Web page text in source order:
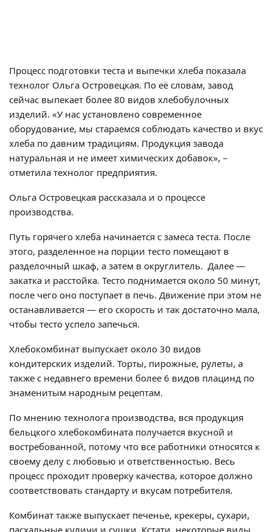
Процесс подготовки теста и выпечки хлеба показала
технолог Ольга Островецкая. По её словам, завод
сейчас выпекает более 80 видов хлебобулочных
изделий. «У нас установлено современное
оборудование, мы стараемся соблюдать качество и вкус
хлеба по давним традициям. Продукция завода
натуральная и не имеет химических добавок», –
отметила технолог предприятия.
Ольга Островецкая рассказала и о процессе
производства.
Путь горячего хлеба начинается с замеса теста. После
этого, разделенное на порции тесто помещают в
разделочный шкаф, а затем в округлитель. Далее —
закатка и расстойка. Тесто поднимается около 50 минут,
после чего оно поступает в печь. Движение при этом не
останавливается — его скорость и так достаточно мала,
чтобы тесто успело запечься.
Хлебокомбинат выпускает около 30 видов
кондитерских изделий. Торты, пирожные, рулеты, а
также с недавнего времени более 6 видов плацинд по
знаменитым народным рецептам.
По мнению технолога производства, вся продукция
бельцкого хлебокомбината получается вкусной и
востребованной, потому что все работники относятся к
своему делу с любовью и ответственностью. Весь
процесс проходит проверку качества, которое должно
соответствовать стандарту и вкусам потребителя.
Комбинат также выпускает печенье, крекеры, сухари,
пасхальные куличи и сушки. Кстати, некоторые виды